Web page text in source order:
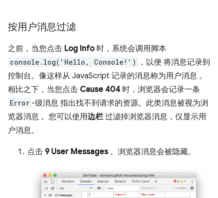
按用户消息过滤
之前，当您点击 Log Info时，系统会调用脚本
console.log('Hello, Console!')
，以便 将消息记录到
控制台。像这样从 JavaScript 记录的消息称为用户消息 。
相比之下，当您点击 Cause 404 时，浏览器会记录一条
Error -级消息 指出找不到请求的资源。此类消息被视为浏
览器消息 。您可以使用边栏 过滤掉浏览器消息，仅显示用
户消息。
点击 9 User Messages。浏览器消息会被隐藏。